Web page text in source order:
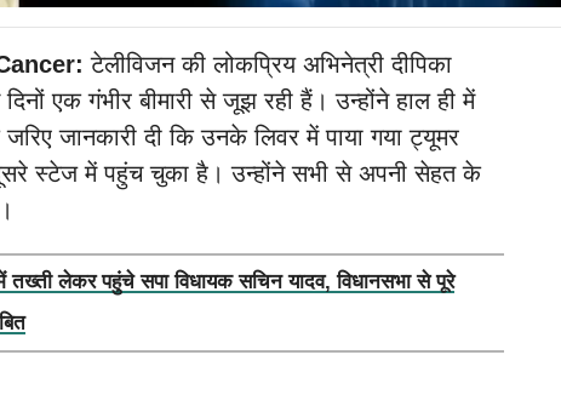
टेलीविजन की लोकप्रिय अभिनेत्री दीपिका
एक गंभीर बीमारी से जूझ रही हैं। उन्होंने हाल ही में
जानकारी दी कि उनके लिवर में पाया गया ट्यूमर
स्टेज में पहुंच चुका है। उन्होंने सभी से अपनी सेहत के
तख्ती लेकर पहुंचे सपा विधायक सचिन यादव, विधानसभा से पूरे